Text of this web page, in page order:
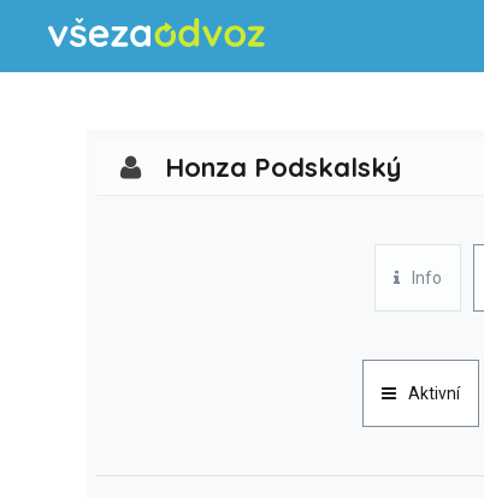
Honza Podskalský
Info
Aktivní